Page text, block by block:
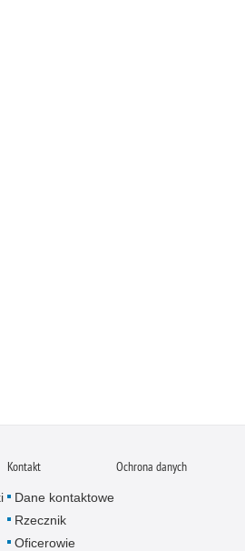
Kontakt
Dane kontaktowe
Rzecznik
Oficerowie
Ochrona danych